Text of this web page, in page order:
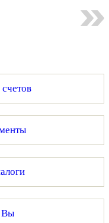
Вы